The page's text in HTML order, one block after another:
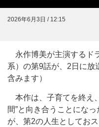
2026年6月3日 / 12:15
永作博美が主演するド
系）の第9話が、2日に放
含みます）
本作は、子育てを終え
間”と向き合うことにな
が、第2の人生としてお